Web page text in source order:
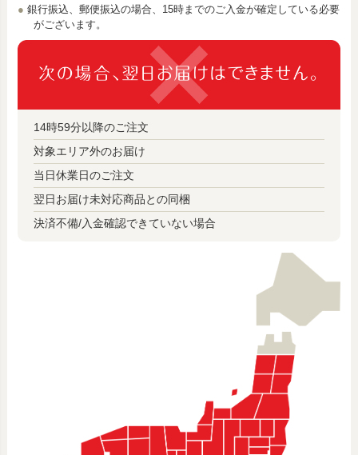
銀行振込、郵便振込の場合、15時までのご入金が確定している必要
がございます。
14時59分以降のご注文
対象エリア外のお届け
当日休業日のご注文
翌日お届け未対応商品との同梱
決済不備/入金確認できていない場合